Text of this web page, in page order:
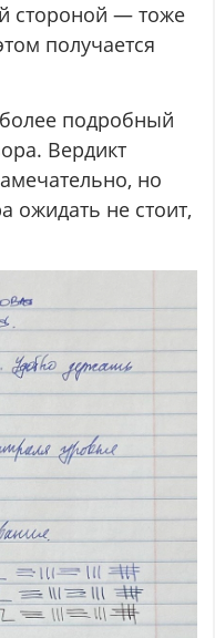
стороной — тоже
получается
подробный
Вердикт
но
ожидать не стоит,